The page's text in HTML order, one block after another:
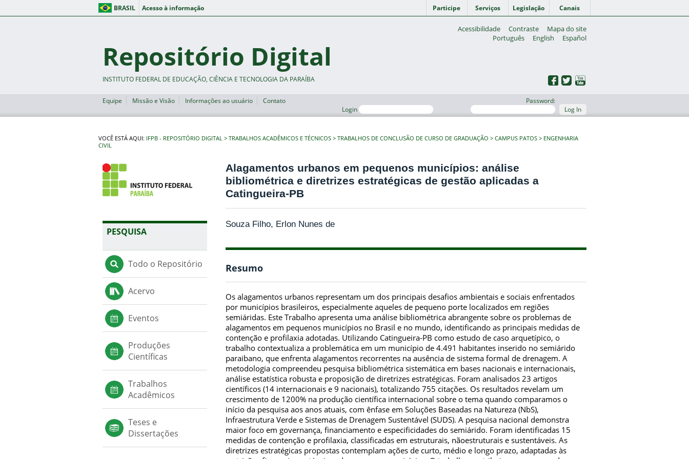
BRASIL Acesso à informação Participe Serviços Legislação Canais
Acessibilidade Contraste
Mapa do site
Português
English Español
Repositório Digital
INSTITUTO FEDERAL DE EDUCAÇÃO, CIÊNCIA E TECNOLOGIA DA PARAÍBA
Equipe Missão e Visão Informações ao usuário
Contato
Login
Password:
Log In
VOCÊ ESTÁ AQUI: IFPB - REPOSITÓRIO DIGITAL TRABALHOS ACADÊMICOS E TÉCNICOS TRABALHOS DE CONCLUSÃO DE CURSO DE GRADUAÇÃO CAMPUS PATOS
ENGENHARIA
CIVIL
PESQUISA
Todo o Repositório
Acervo
Eventos
Produções
Científicas
Trabalhos
Acadêmicos
Teses e
Dissertações
Alagamentos urbanos em pequenos municípios: análise
bibliométrica e diretrizes estratégicas de gestão aplicadas a
Catingueira-PB
Souza Filho, Erlon Nunes de
Resumo
Os alagamentos urbanos representam um dos principais desafios ambientais e sociais enfrentados
por municípios brasileiros, especialmente aqueles de pequeno porte localizados em regiões
semiáridas. Este Trabalho apresenta uma análise bibliométrica abrangente sobre os problemas de
alagamentos em pequenos municípios no Brasil e no mundo, identificando as principais medidas de
contenção e profilaxia adotadas. Utilizando Catingueira-PB como estudo de caso arquetípico, o
trabalho contextualiza a problemática em um município de 4.491 habitantes inserido no semiárido
paraibano, que enfrenta alagamentos recorrentes na ausência de sistema formal de drenagem. A
metodologia compreendeu pesquisa bibliométrica sistemática em bases nacionais e internacionais,
análise estatística robusta e proposição de diretrizes estratégicas. Foram analisados 23 artigos
científicos (14 internacionais e 9 nacionais), totalizando 755 citações. Os resultados revelam um
crescimento de 1200% na produção científica internacional sobre o tema quando comparamos o
início da pesquisa aos anos atuais, com ênfase em Soluções Baseadas na Natureza (NbS),
Infraestrutura Verde e Sistemas de Drenagem Sustentável (SUDS). A pesquisa nacional demonstra
maior foco em governança, financiamento e especificidades do semiárido. Foram identificadas 15
medidas de contenção e profilaxia, classificadas em estruturais, nãoestruturais e sustentáveis. As
diretrizes estratégicas propostas contemplam ações de curto, médio e longo prazo, adaptadas às